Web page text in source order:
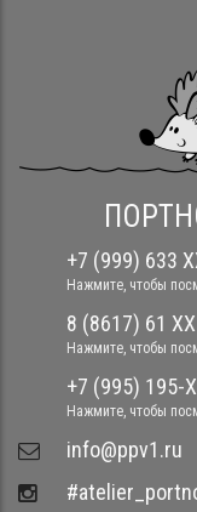
+7 (999) 633
Нажмите, чтобы
8 (8617) 61
Нажмите, чтобы
+7 (995) 195-
Нажмите, чтобы
​info@ppv1.ru